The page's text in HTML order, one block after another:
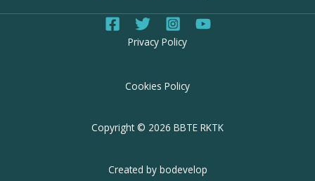
Privacy Policy
Cookies Policy
Copyright © 2026 BBTE RKTK
Created by bodevelop